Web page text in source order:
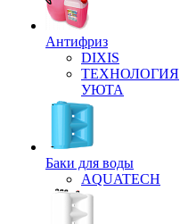
Антифриз
DIXIS
ТЕХНОЛОГИЯ
УЮТА
Баки для воды
AQUATECH